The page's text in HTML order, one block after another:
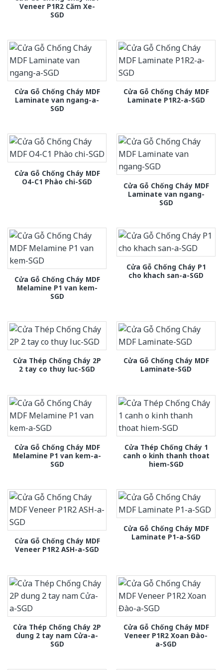
Veneer P1R2 Căm Xe-
SGD
Cửa Gỗ Chống Cháy MDF
Laminate van ngang-a-
SGD
Cửa Gỗ Chống Cháy MDF
Laminate P1R2-a-SGD
Cửa Gỗ Chống Cháy MDF
O4-C1 Phào chi-SGD
Cửa Gỗ Chống Cháy MDF
Laminate van ngang-
SGD
Cửa Gỗ Chống Cháy MDF
Melamine P1 van kem-
SGD
Cửa Gỗ Chống Cháy P1
cho khach san-a-SGD
Cửa Thép Chống Cháy 2P
2 tay co thuy luc-SGD
Cửa Gỗ Chống Cháy MDF
Laminate-SGD
Cửa Gỗ Chống Cháy MDF
Melamine P1 van kem-a-
SGD
Cửa Thép Chống Cháy 1
canh o kinh thanh thoat
hiem-SGD
Cửa Gỗ Chống Cháy MDF
Veneer P1R2 ASH-a-SGD
Cửa Gỗ Chống Cháy MDF
Laminate P1-a-SGD
Cửa Thép Chống Cháy 2P
dung 2 tay nam Cửa-a-
SGD
Cửa Gỗ Chống Cháy MDF
Veneer P1R2 Xoan Đào-
a-SGD